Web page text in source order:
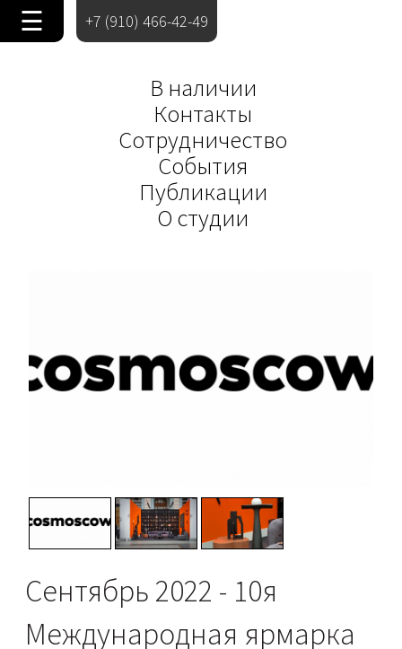
☰ +7 (910) 466-42-49
В наличии
Контакты
Сотрудничество
События
Публикации
О студии
Сентябрь 2022 - 10я
Международная ярмарка